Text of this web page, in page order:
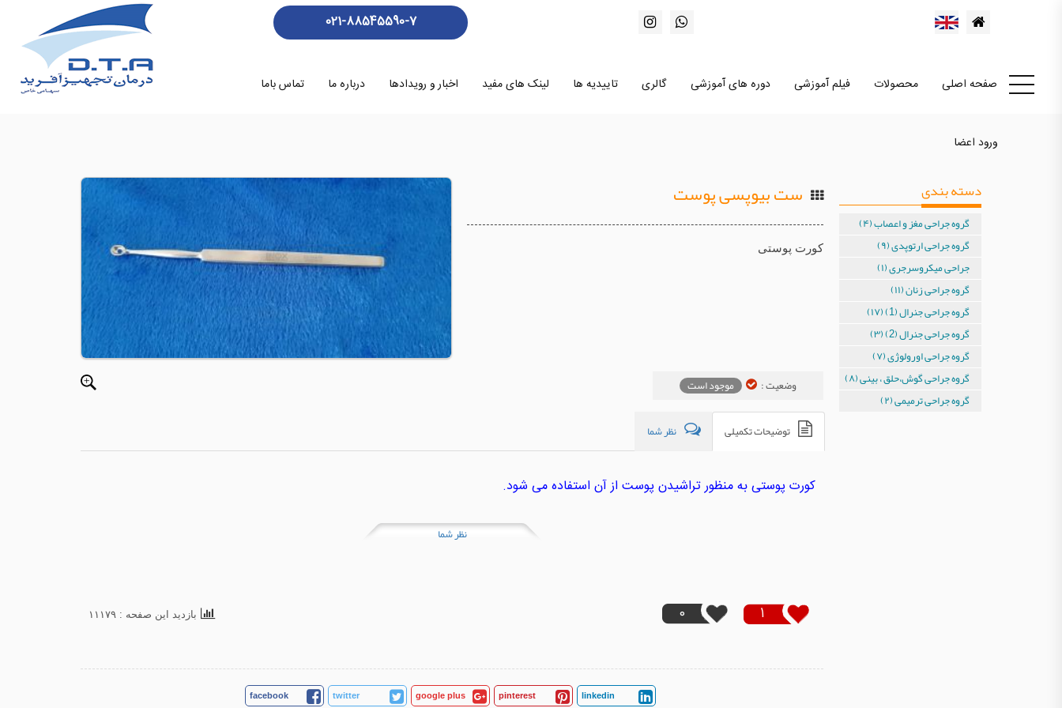
021-88545590-7
صفحه اصلی محصولات فیلم آموزشی دوره های آموزشی گالری تاییدیه ها لینک های مفید اخبار و رویدادها درباره ما تماس باما
ورود اعضا
دسته بندی
گروه جراحی مغز و اعصاب (۴)
گروه جراحی ارتوپدی (۹)
جراحی میکروسرجری (۱)
گروه جراحی زنان (۱۱)
گروه جراحی جنرال (1) (۱۷)
گروه جراحی جنرال (2) (۳)
گروه جراحی اورولوژی (۷)
گروه جراحی گوش،حلق ، بینی (۸)
گروه جراحی ترمیمی (۲)
ست بیوپسی پوست
کورت پوستی
وضعیت : موجود است
توضیحات تکمیلی نظر شما
کورت پوستی به منظور تراشیدن پوست از آن استفاده می شود.
نظر شما
1
0 بازدید این صفحه : ۱۱۱۷۹
facebook twitter google plus pinterest linkedin